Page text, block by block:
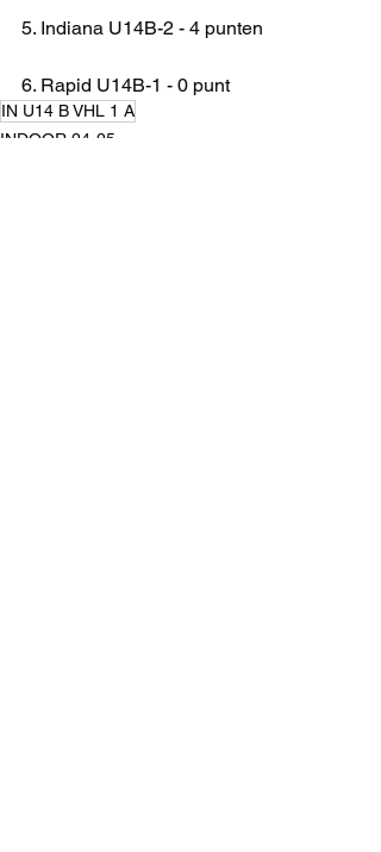
5. Indiana U14B-2 - 4 punten
6. Rapid U14B-1 - 0 punt
IN U14 B VHL 1 A
INDOOR 24-25